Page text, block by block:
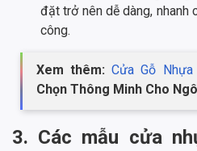
đặt trở nên dễ dàng, nhanh
công.
Xem thêm:Cửa Gỗ
Chọn Thông Minh Cho
3. Các mẫu cửa